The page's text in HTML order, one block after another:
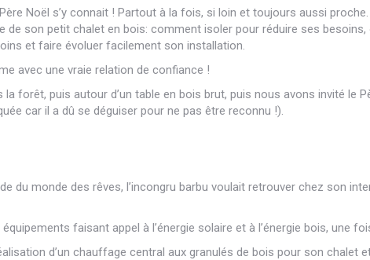
Noël s’y connait ! Partout à la fois, si loin et toujours aussi
son petit chalet en bois: comment isoler pour réduire ses
et faire évoluer facilement son installation.
avec une vraie relation de confiance !
forêt, puis autour d’un table en bois brut, puis nous avons invité le
car il a dû se déguiser pour ne pas être reconnu !).
du monde des rêves, l’incongru barbu voulait retrouver chez son
faisant appel à l’énergie solaire et à l’énergie bois, une
d’un chauffage central aux granulés de bois pour son chalet